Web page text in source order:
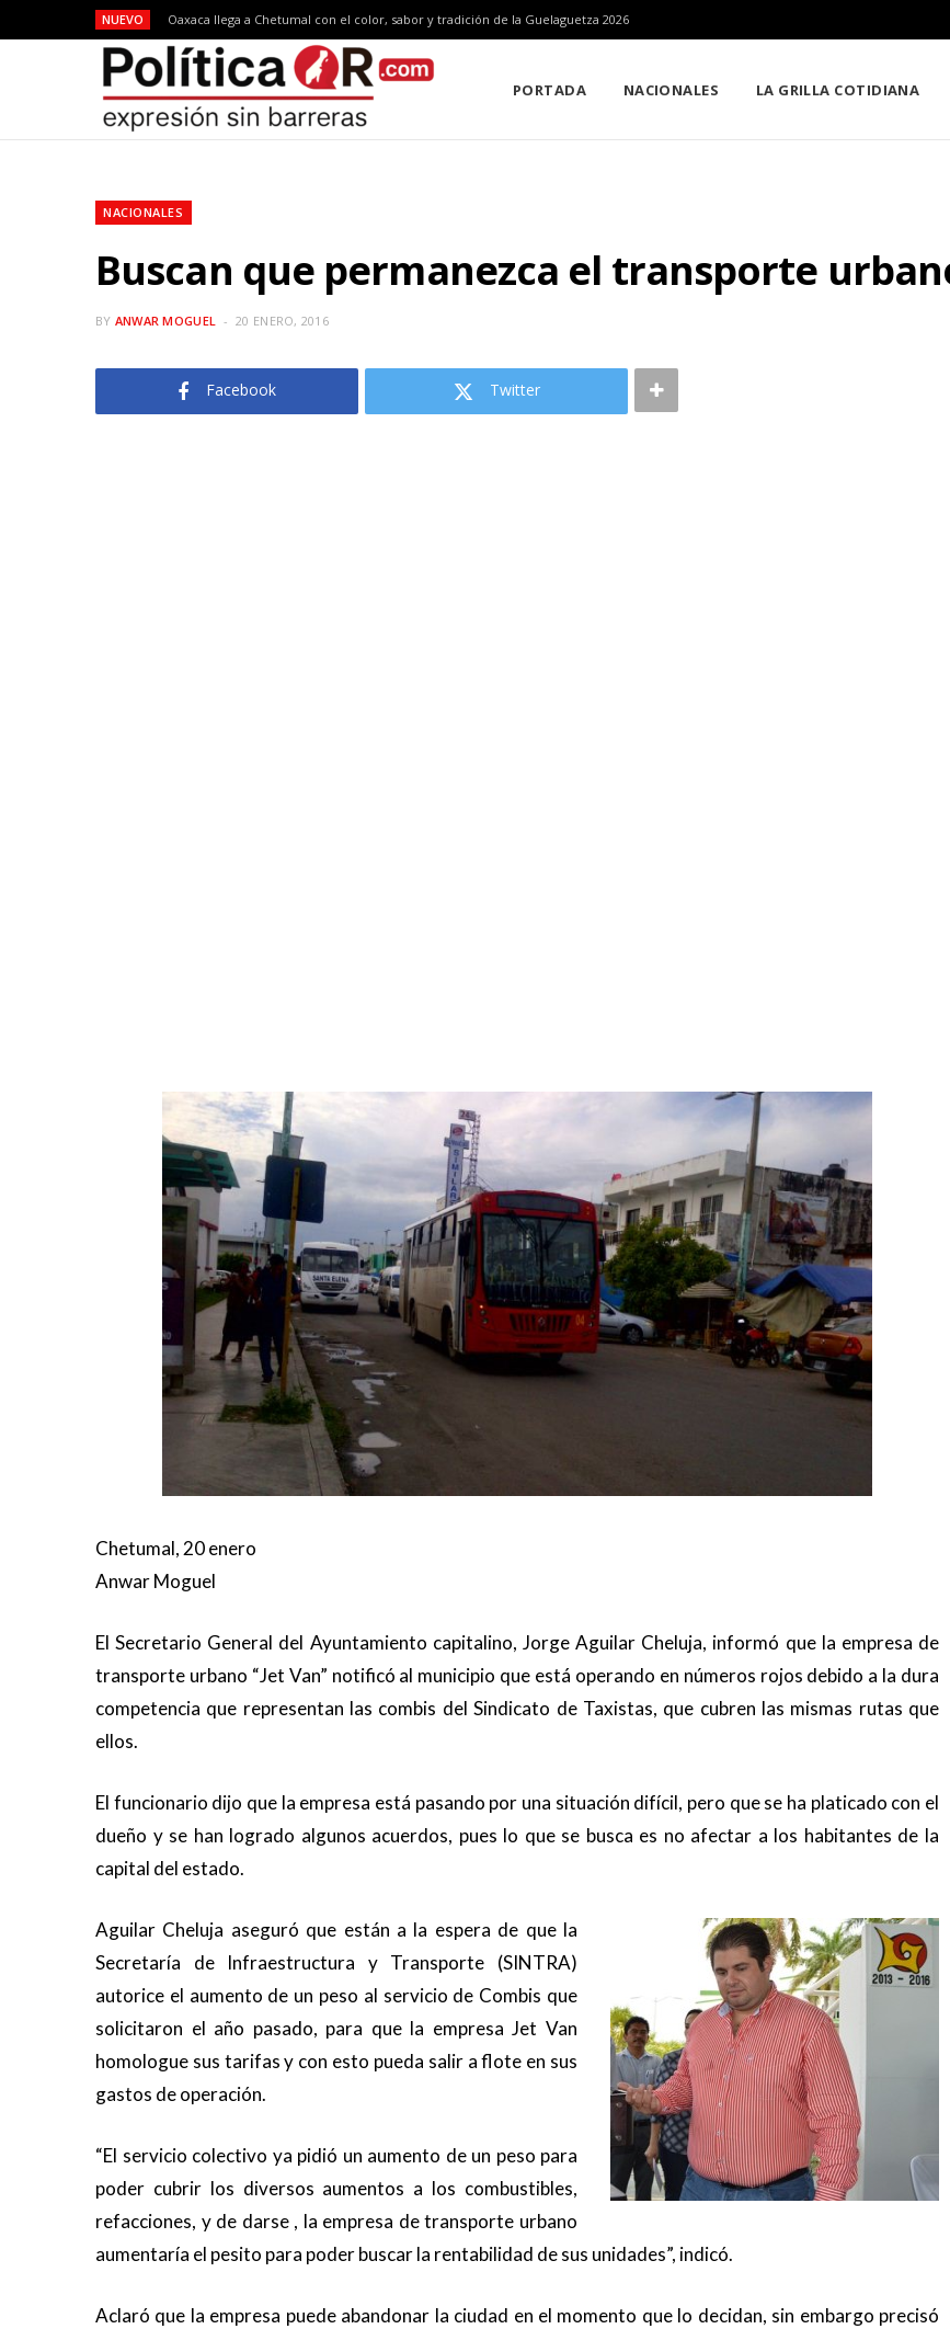
NUEVO Oaxaca llega a Chetumal con el color, sabor y tradición de la Guelaguetza 2026
PORTADA NACIONALES LA GRILLA COTIDIANA
NACIONALES
Buscan que permanezca el transporte
BY ANWAR MOGUEL 20 ENERO, 2016
Facebook Twitter
Chetumal, 20 enero
Anwar Moguel
El Secretario General del Ayuntamiento capitalino, Jorge Aguilar Cheluja, informó que la empresa de
transporte urbano “Jet Van” notificó al municipio que está operando en números rojos debido a la dura
competencia que representan las combis del Sindicato de Taxistas, que cubren las mismas rutas que
ellos.
El funcionario dijo que la empresa está pasando por una situación difícil, pero que se ha platicado con el
dueño y se han logrado algunos acuerdos, pues lo que se busca es no afectar a los habitantes de la
capital del estado.
Aguilar Cheluja aseguró que están a la espera de que la
Secretaría de Infraestructura y Transporte (SINTRA)
autorice el aumento de un peso al servicio de Combis que
solicitaron el año pasado, para que la empresa Jet Van
homologue sus tarifas y con esto pueda salir a flote en sus
gastos de operación.
“El servicio colectivo ya pidió un aumento de un peso para
poder cubrir los diversos aumentos a los combustibles,
refacciones, y de darse , la empresa de transporte urbano
aumentaría el pesito para poder buscar la rentabilidad de sus unidades”, indicó.
Aclaró que la empresa puede abandonar la ciudad en el momento que lo decidan, sin embargo precisó